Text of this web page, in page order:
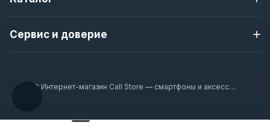
Полезная информация
Samsung
Аксессуары
Сервис и доверие
Оплата при получении
© Интернет-магазин Call Store — смартфоны и аксессуары 2020–2026